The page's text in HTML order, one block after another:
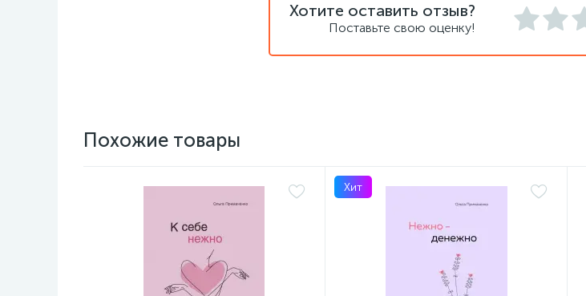
Хотите оставить отзыв?
Поставьте свою оценку!
Похожие товары
Хит